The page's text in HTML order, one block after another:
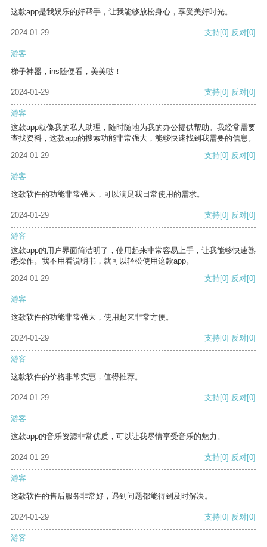
这款app是我娱乐的好帮手，让我能够放松身心，享受美好时光。
2024-01-29 支持[0] 反对[0]
游客
梯子神器，ins随便看，美美哒！
2024-01-29 支持[0] 反对[0]
游客
这款app就像我的私人助理，随时随地为我的办公提供帮助。我经常需要
查找资料，这款app的搜索功能非常强大，能够快速找到我需要的信息。
2024-01-29
支持[0] 反对[0]
游客
这款软件的功能非常强大，可以满足我日常使用的需求。
2024-01-29 支持[0] 反对[0]
游客
这款app的用户界面简洁明了，使用起来非常容易上手，让我能够快速熟
悉操作。我不用看说明书，就可以轻松使用这款app。
2024-01-29
支持[0] 反对[0]
游客
这款软件的功能非常强大，使用起来非常方便。
2024-01-29 支持[0] 反对[0]
游客
这款软件的价格非常实惠，值得推荐。
2024-01-29 支持[0] 反对[0]
游客
这款app的音乐资源非常优质，可以让我尽情享受音乐的魅力。
2024-01-29 支持[0] 反对[0]
游客
这款软件的售后服务非常好，遇到问题都能得到及时解决。
2024-01-29 支持[0] 反对[0]
游客